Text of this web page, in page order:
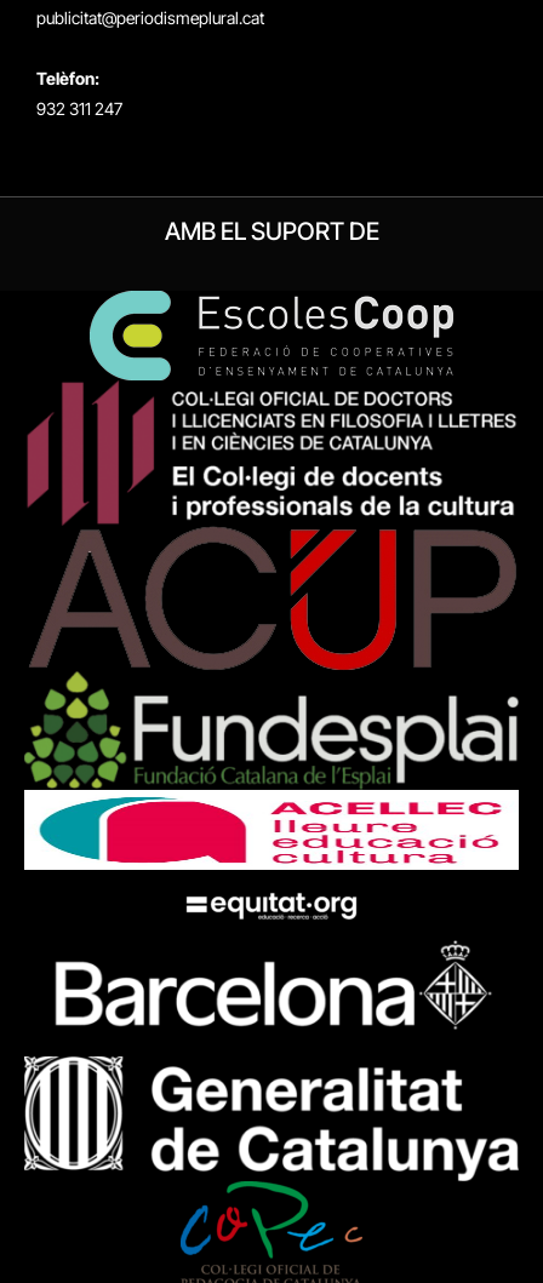
publicitat@periodismeplural.cat
Telèfon:
932 311 247
AMB EL SUPORT DE